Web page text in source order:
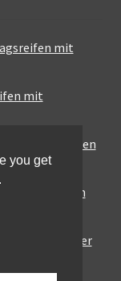
mit
mit
Touring-Reifen
den urbanen
mit solider
you get